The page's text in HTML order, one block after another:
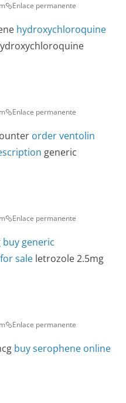
Enlace permanente
hydroxychloroquine
Enlace permanente
order ventolin
generic
Enlace permanente
buy generic
sale letrozole 2.5mg
Enlace permanente
buy serophene online